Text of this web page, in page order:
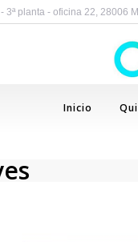
3ª planta - oficina 22, 28006
Inicio